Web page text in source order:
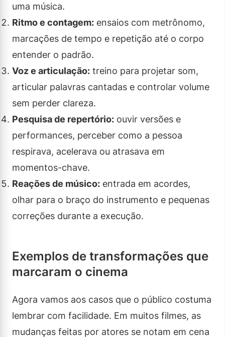
uma música.
Ritmo e contagem: ensaios com metrônomo,
marcações de tempo e repetição até o corpo
entender o padrão.
Voz e articulação: treino para projetar som,
articular palavras cantadas e controlar volume
sem perder clareza.
Pesquisa de repertório: ouvir versões e
performances, perceber como a pessoa
respirava, acelerava ou atrasava em
momentos-chave.
Reações de músico: entrada em acordes,
olhar para o braço do instrumento e pequenas
correções durante a execução.
Exemplos de transformações que
marcaram o cinema
Agora vamos aos casos que o público costuma
lembrar com facilidade. Em muitos filmes, as
mudanças feitas por atores se notam em cena